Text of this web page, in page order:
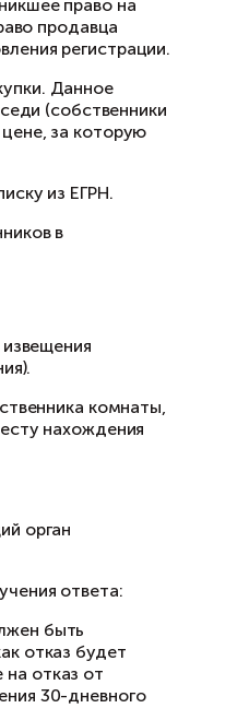
такую комнату не
можно
ранее
возможного
РФ). Оно означает,
необходимо
всех других
случае один
и указывает дату
адресу
отправка